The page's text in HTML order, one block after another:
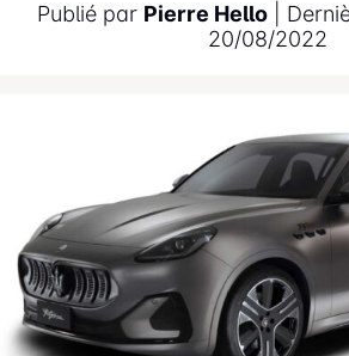
Publié par Pierre Hello |
20/08/2022